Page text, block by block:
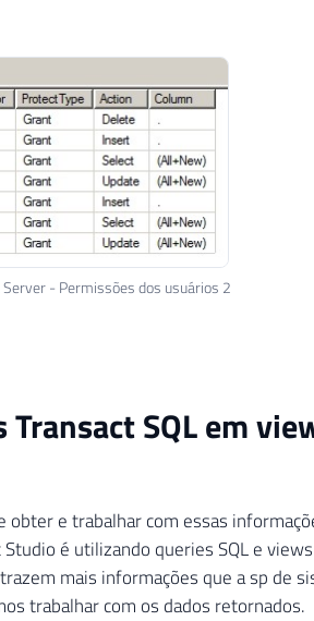
Server - Permissões dos usuários 2
SQL em
e trabalhar com essas
é utilizando queries SQL e
mais informações que a sp de
trabalhar com os dados retornados.